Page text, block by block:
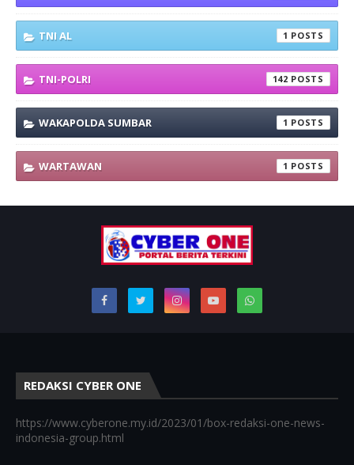
TNI AL 1
TNI-POLRI 142
WAKAPOLDA SUMBAR 1
WARTAWAN 1
REDAKSI CYBER ONE
https://www.cyberone.my.id/2023/01/box-redaksi-one-news-
indonesia-group.html